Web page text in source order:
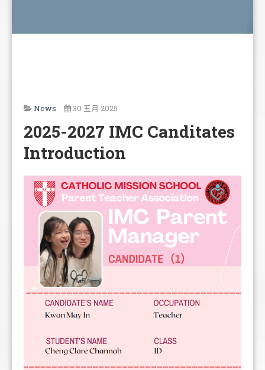
News 30 五月 2025
2025-2027 IMC Canditates
Introduction